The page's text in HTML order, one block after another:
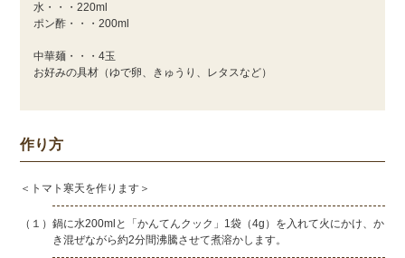
水・・・220ml
ポン酢・・・200ml
中華麺・・・4玉
お好みの具材（ゆで卵、きゅうり、レタスなど）
作り方
＜トマト寒天を作ります＞
（１）鍋に水200mlと「かんてんクック」1袋（4g）を入れて火にかけ、か
き混ぜながら約2分間沸騰させて煮溶かします。